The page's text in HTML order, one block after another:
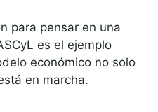
para pensar en una
es el ejemplo
económico no solo
en marcha.